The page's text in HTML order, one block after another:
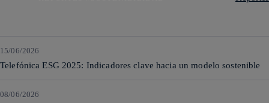
15/06/2026
Telefónica ESG 2025: Indicadores clave hacia un modelo sostenible
08/06/2026